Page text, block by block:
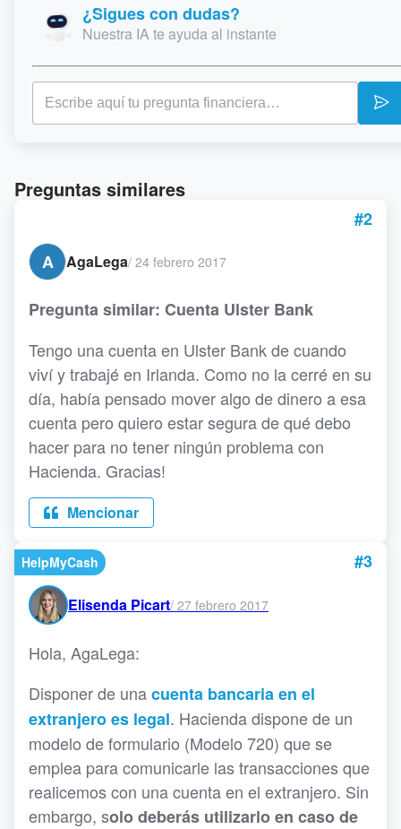
¿Sigues con dudas?
Nuestra IA te ayuda al instante
Preguntas similares
#2
A
AgaLega/ 24 febrero 2017
Pregunta similar: Cuenta Ulster Bank
Tengo una cuenta en Ulster Bank de cuando
viví y trabajé en Irlanda. Como no la cerré en su
día, había pensado mover algo de dinero a esa
cuenta pero quiero estar segura de qué debo
hacer para no tener ningún problema con
Hacienda. Gracias!
Mencionar
HelpMyCash #3
Elisenda Picart/ 27 febrero 2017
Hola, AgaLega:
Disponer de unacuenta bancaria en el
extranjero es legal. Hacienda dispone de un
modelo de formulario (Modelo 720) que se
emplea para comunicarle las transacciones que
realicemos con una cuenta en el extranjero. Sin
embargo, solo deberás utilizarlo en caso de